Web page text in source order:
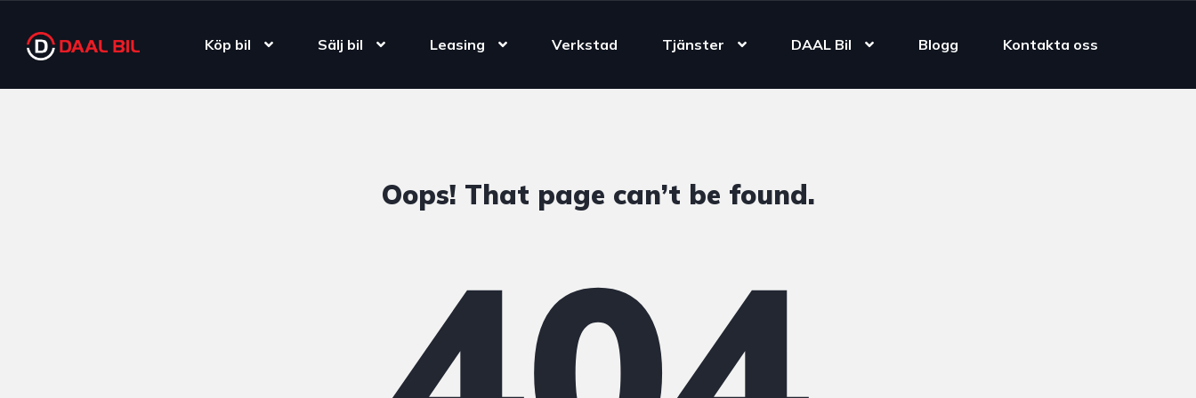
Köp bil Sälj bil Leasing Verkstad Tjänster DAAL Bil Blogg Kontakta oss
Oops! That page can’t be found.